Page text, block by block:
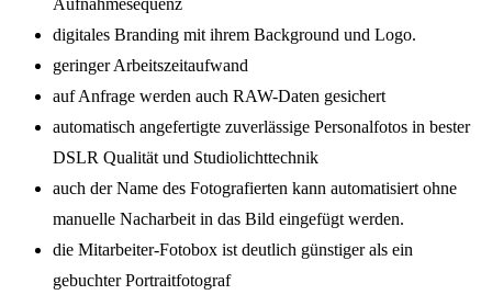
Aufnahmesequenz
digitales Branding mit ihrem Background und Logo.
geringer Arbeitszeitaufwand
auf Anfrage werden auch RAW-Daten gesichert
automatisch angefertigte zuverlässige Personalfotos in bester
DSLR Qualität und Studiolichttechnik
auch der Name des Fotografierten kann automatisiert ohne
manuelle Nacharbeit in das Bild eingefügt werden.
die Mitarbeiter-Fotobox ist deutlich günstiger als ein
gebuchter Portraitfotograf